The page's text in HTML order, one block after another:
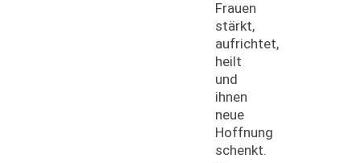
Frauen
stärkt,
aufrichtet,
heilt
und
ihnen
neue
Hoffnung
schenkt.